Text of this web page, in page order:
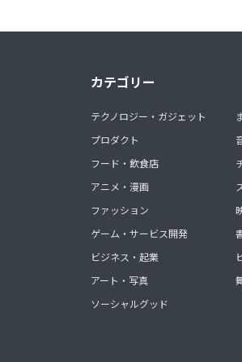
カテゴリー
テクノロジー・ガジェット
プロダクト
フード・飲食店
アニメ・漫画
ファッション
ゲーム・サービス開発
ビジネス・起業
アート・写真
ソーシャルグッド